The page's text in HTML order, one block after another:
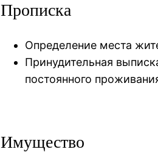
Прописка
Определение места
Принудительная
постоянного
Имущество